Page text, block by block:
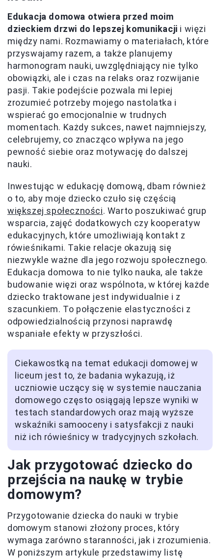
Edukacja domowa otwiera przed moim
dzieckiem drzwi do lepszej komunikacji i więzi
między nami. Rozmawiamy o materiałach, które
przyswajamy razem, a także planujemy
harmonogram nauki, uwzględniający nie tylko
obowiązki, ale i czas na relaks oraz rozwijanie
pasji. Takie podejście pozwala mi lepiej
zrozumieć potrzeby mojego nastolatka i
wspierać go emocjonalnie w trudnych
momentach. Każdy sukces, nawet najmniejszy,
celebrujemy, co znacząco wpływa na jego
pewność siebie oraz motywację do dalszej
nauki.
Inwestując w edukację domową, dbam również
o to, aby moje dziecko czuło się częścią
większej społeczności. Warto poszukiwać grup
wsparcia, zajęć dodatkowych czy kooperatyw
edukacyjnych, które umożliwiają kontakt z
rówieśnikami. Takie relacje okazują się
niezwykle ważne dla jego rozwoju społecznego.
Edukacja domowa to nie tylko nauka, ale także
budowanie więzi oraz wspólnota, w której każde
dziecko traktowane jest indywidualnie i z
szacunkiem. To połączenie elastyczności z
odpowiedzialnością przynosi naprawdę
wspaniałe efekty w przyszłości.
Ciekawostką na temat edukacji domowej w
liceum jest to, że badania wykazują, iż
uczniowie uczący się w systemie nauczania
domowego często osiągają lepsze wyniki w
testach standardowych oraz mają wyższe
wskaźniki samooceny i satysfakcji z nauki
niż ich rówieśnicy w tradycyjnych szkołach.
Jak przygotować dziecko do
przejścia na naukę w trybie
domowym?
Przygotowanie dziecka do nauki w trybie
domowym stanowi złożony proces, który
wymaga zarówno staranności, jak i zrozumienia.
W poniższym artykule przedstawimy listę